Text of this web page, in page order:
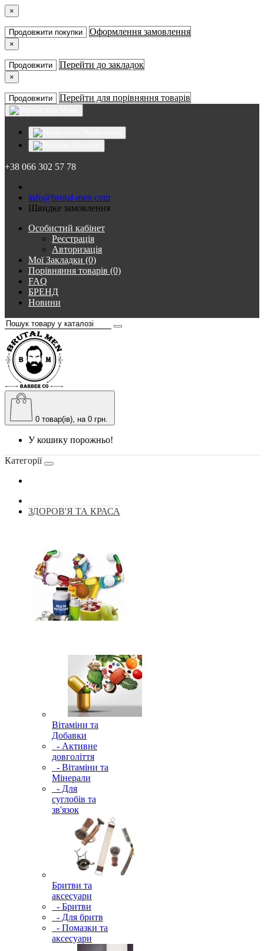
×
Продовжити покупки Оформлення замовлення
×
Продовжити Перейти до закладок
×
Продовжити Перейти для порівняння товарів
+38 066 302 57 78
info@brutal-men.com
Швидке замовлення
Особистий кабінет
Реєстрація
Авторизація
Мої Закладки (0)
Порівняння товарів (0)
FAQ
БРЕНД
Новини
0 товар(ів), на 0 грн.
У кошику порожньо!
Категорії
ЗДОРОВ'Я ТА КРАСА
Вітаміни та
Добавки
- Активне
довголіття
- Вітаміни та
Мінерали
- Для
суглобів та
зв'язок
Бритви та
аксесуари
- Бритви
- Для бритв
- Помазки та
аксесуари